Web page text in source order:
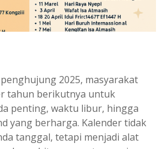
2025, masyarakat
tahun berikutnya untuk
penting, waktu libur, hingga
yang berharga. Kalender tidak
tanggal, tetapi menjadi alat